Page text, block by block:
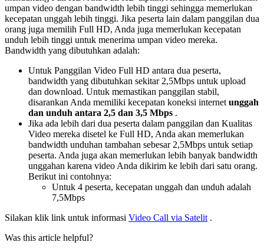
umpan video dengan bandwidth lebih tinggi sehingga memerlukan
kecepatan unggah lebih tinggi. Jika peserta lain dalam panggilan dua
orang juga memilih Full HD, Anda juga memerlukan kecepatan
unduh lebih tinggi untuk menerima umpan video mereka.
Bandwidth yang dibutuhkan adalah:
Untuk Panggilan Video Full HD antara dua peserta,
bandwidth yang dibutuhkan sekitar 2,5Mbps untuk upload
dan download. Untuk memastikan panggilan stabil,
disarankan Anda memiliki kecepatan koneksi internet unggah
dan unduh antara 2,5 dan 3,5 Mbps .
Jika ada lebih dari dua peserta dalam panggilan dan Kualitas
Video mereka disetel ke Full HD, Anda akan memerlukan
bandwidth unduhan tambahan sebesar 2,5Mbps untuk setiap
peserta. Anda juga akan memerlukan lebih banyak bandwidth
unggahan karena video Anda dikirim ke lebih dari satu orang.
Berikut ini contohnya:
Untuk 4 peserta, kecepatan unggah dan unduh adalah
7,5Mbps
Silakan klik link untuk informasi Video Call via Satelit .
Was this article helpful?